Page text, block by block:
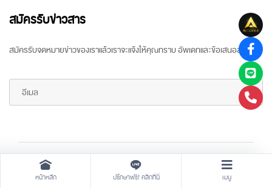
สมัครรับข่าวสาร
สมัครรับจดหมายข่าวของเราแล้วเราจะแจ้งให้คุณทราบ อัพเดทและข้อเสนอล่าสุด
Copyright © 2026 All rights reserved ARR Gold Trading
หน้าหลัก ปรึกษาฟรี! คลิกที่นี่ เมนู